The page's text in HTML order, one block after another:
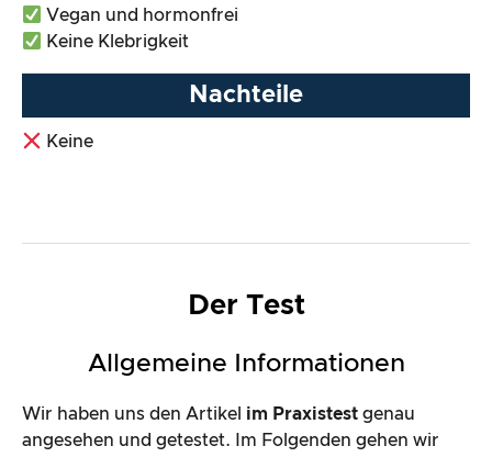
Vegan und hormonfrei
Keine Klebrigkeit
Nachteile
Keine
Der Test
Allgemeine Informationen
Wir haben uns den Artikel im Praxistest genau
angesehen und getestet. Im Folgenden gehen wir